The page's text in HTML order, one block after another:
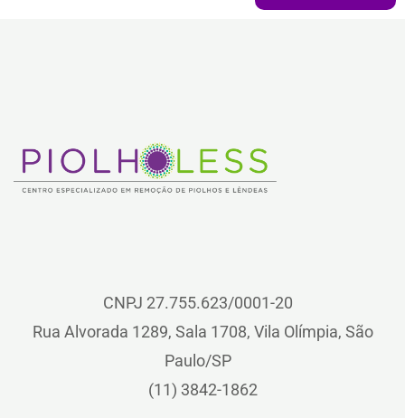
CNPJ 27.755.623/0001-20
Rua Alvorada 1289, Sala 1708, Vila Olímpia, São
Paulo/SP
(11) 3842-1862